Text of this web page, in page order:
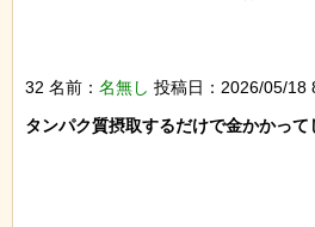
32 名前： 名無し 投稿日：2026/05/18
タンパク質摂取するだけで金かかって